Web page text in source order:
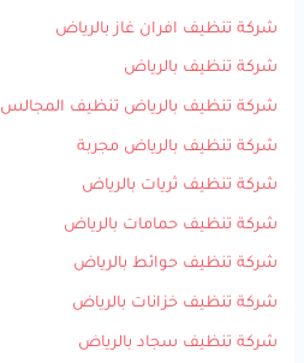
شركة تنظيف افران غاز بالرياض
شركة تنظيف بالرياض
شركة تنظيف بالرياض تنظيف المجالس
شركة تنظيف بالرياض مجربة
شركة تنظيف ثريات بالرياض
شركة تنظيف حمامات بالرياض
شركة تنظيف حوائط بالرياض
شركة تنظيف خزانات بالرياض
شركة تنظيف سجاد بالرياض